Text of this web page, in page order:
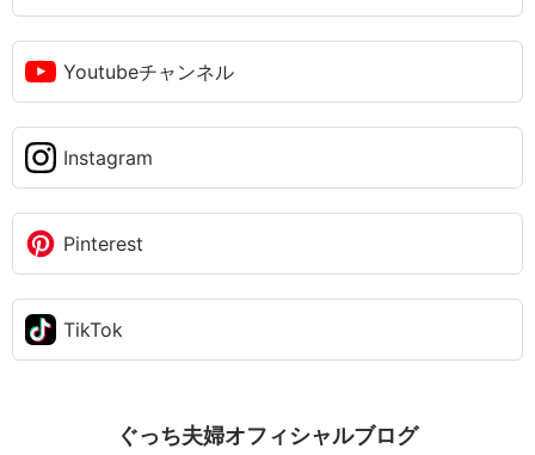
Youtubeチャンネル
Instagram
Pinterest
TikTok
ぐっち夫婦オフィシャルブログ